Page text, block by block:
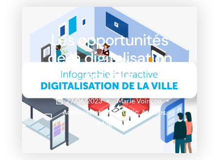
Les opportunités
de la digitalisation
en ville
27/06/2023 Marie Voinçon
Administration - Public,Articles,
Infographie